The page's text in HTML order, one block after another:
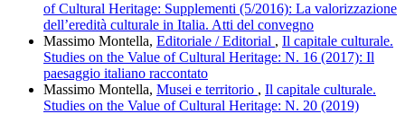
of Cultural Heritage: Supplementi (5/2016): La valorizzazione
dell’eredità culturale in Italia. Atti del convegno
Massimo Montella, Editoriale / Editorial , Il capitale culturale.
Studies on the Value of Cultural Heritage: N. 16 (2017): Il
paesaggio italiano raccontato
Massimo Montella, Musei e territorio , Il capitale culturale.
Studies on the Value of Cultural Heritage: N. 20 (2019)